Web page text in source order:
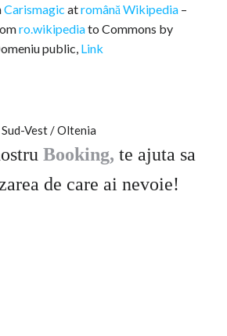
Carismagic atromână Wikipedia –
ro.wikipediato Commons by
public, Link
Vest / Oltenia
Booking, te ajuta sa
de care ai nevoie!